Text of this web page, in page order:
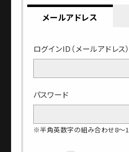
メールアドレス
ログインID（メールアドレス）
パスワード
※半角英数字の組み合わせ8～